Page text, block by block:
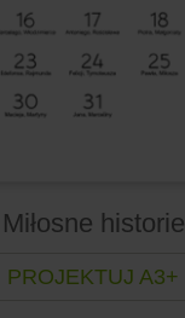
Miłosne historie
PROJEKTUJ A3+